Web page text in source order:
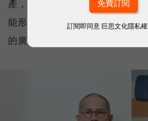
產，再透過會員口碑與數據反哺
能形成持續運轉的品牌飛輪，而
的廣告投入。
訂閱即同意 巨思文化隱私